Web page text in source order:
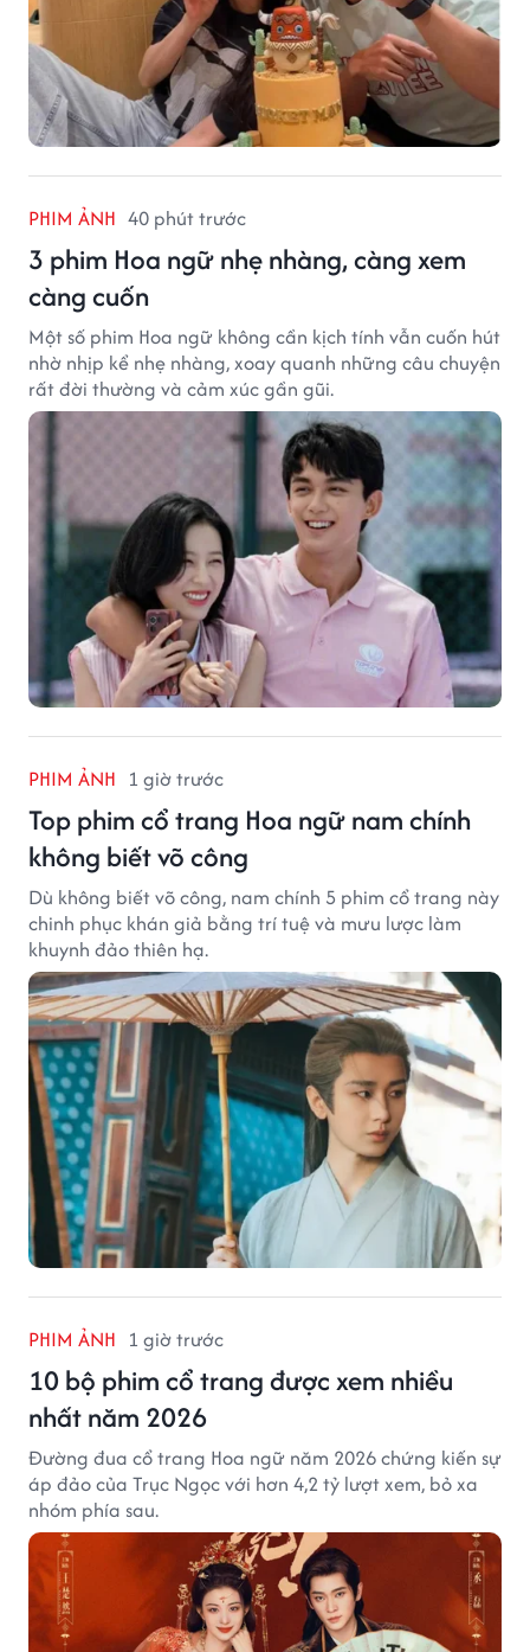
PHIM ẢNH 40 phút trước
3 phim Hoa ngữ nhẹ nhàng, càng xem
càng cuốn
Một số phim Hoa ngữ không cần kịch tính vẫn cuốn hút
nhờ nhịp kể nhẹ nhàng, xoay quanh những câu chuyện
rất đời thường và cảm xúc gần gũi.
PHIM ẢNH 1 giờ trước
Top phim cổ trang Hoa ngữ nam chính
không biết võ công
Dù không biết võ công, nam chính 5 phim cổ trang này
chinh phục khán giả bằng trí tuệ và mưu lược làm
khuynh đảo thiên hạ.
PHIM ẢNH 1 giờ trước
10 bộ phim cổ trang được xem nhiều
nhất năm 2026
Đường đua cổ trang Hoa ngữ năm 2026 chứng kiến sự
áp đảo của Trục Ngọc với hơn 4,2 tỷ lượt xem, bỏ xa
nhóm phía sau.